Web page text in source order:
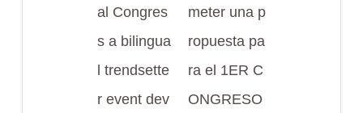
al Congres
s a bilingua
l trendsette
r event dev
meter una p
ropuesta pa
ra el 1ER C
ONGRESO